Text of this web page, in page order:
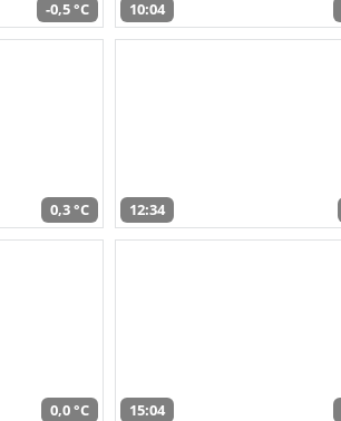
-0,5 °C 10:04
0,3 °C 12:34
0,0 °C 15:04